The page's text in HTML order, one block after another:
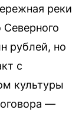
реки
Северного
рублей, но
с
культуры
—